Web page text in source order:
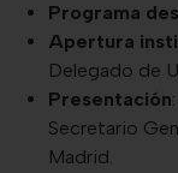
Programa
Apertura
Delegado de
Presentación
Secretario
Madrid.